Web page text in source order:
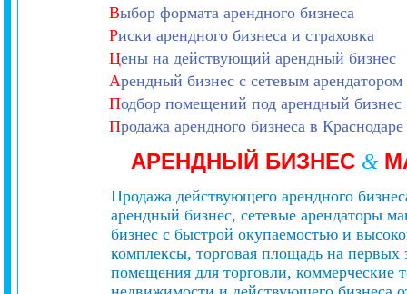
Выбор формата арендного бизнеса
Риски арендного бизнеса и страховка
Цены на действующий арендный бизнес
Арендный бизнес с сетевым арендатором
Подбор помещений под арендный бизнес
Продажа арендного бизнеса в Краснодаре
АРЕНДНЫЙ БИЗНЕС &
Продажа действующего арендного
арендный бизнес, сетевые арендаторы
бизнес с быстрой окупаемостью и
комплексы, торговая площадь на
помещения для торговли, коммерческие